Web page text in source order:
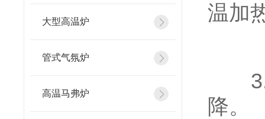
大型高温炉
管式气氛炉
高温马弗炉
温加
3.
降。